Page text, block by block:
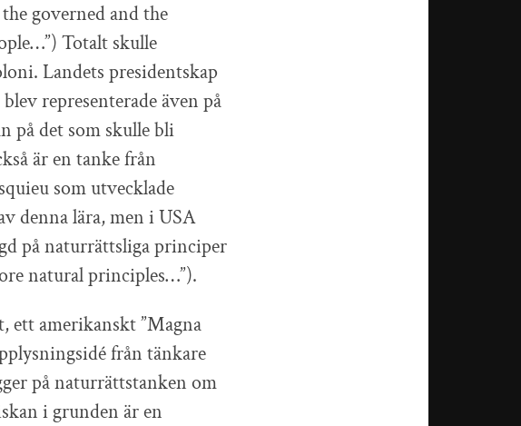
governed and the
Totalt skulle
Landets presidentskap
representerade även på
på det som skulle bli
är en tanke från
som utvecklade
denna lära, men i USA
på naturrättsliga principer
natural principles…”).
ett amerikanskt ”Magna
från tänkare
på naturrättstanken om
i grunden är en